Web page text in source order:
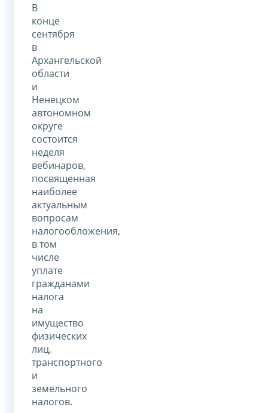
В
конце
сентября
в
Архангельской
области
и
Ненецком
автономном
округе
состоится
неделя
вебинаров,
посвященная
наиболее
актуальным
вопросам
налогообложения,
в том
числе
уплате
гражданами
налога
на
имущество
физических
лиц,
транспортного
и
земельного
налогов.